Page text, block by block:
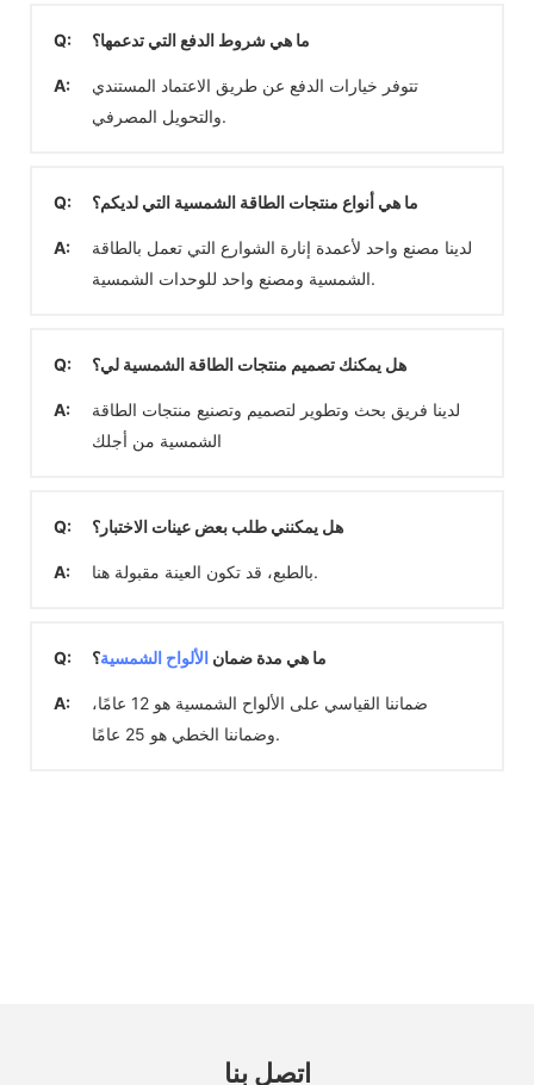
Q: ما هي شروط الدفع التي تدعمها؟
A:
تتوفر خيارات الدفع عن طريق الاعتماد المستندي
والتحويل المصرفي.
Q: ما هي أنواع منتجات الطاقة الشمسية التي لديكم؟
A:
لدينا مصنع واحد لأعمدة إنارة الشوارع التي تعمل بالطاقة
الشمسية ومصنع واحد للوحدات الشمسية.
Q: هل يمكنك تصميم منتجات الطاقة الشمسية لي؟
A:
لدينا فريق بحث وتطوير لتصميم وتصنيع منتجات الطاقة
الشمسية من أجلك
Q: هل يمكنني طلب بعض عينات الاختبار؟
A: بالطبع، قد تكون العينة مقبولة هنا.
Q: ما هي مدة ضمان الألواح الشمسية؟
A:
ضماننا القياسي على الألواح الشمسية هو 12 عامًا،
وضماننا الخطي هو 25 عامًا.
اتصل بنا